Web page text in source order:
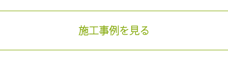
施工事例を見る